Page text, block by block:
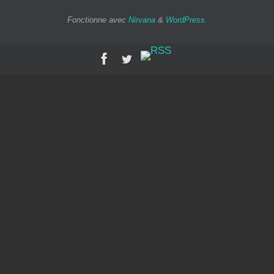
Fonctionne avec Nirvana& WordPress.